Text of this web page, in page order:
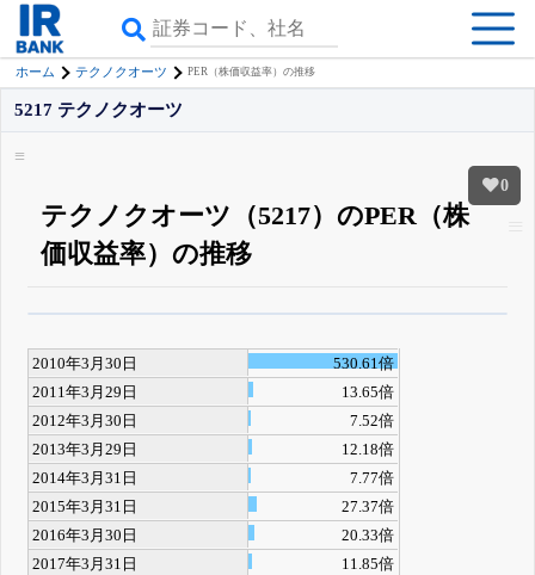
ホーム テクノクオーツ PER（株価収益率）の推移
0
5217 テクノクオーツ
テクノクオーツ（5217）のPER（株
価収益率）の推移
詳しく見られる無料でβ版をはじめる
登録すると永久30%OFFと米株版の先行利用も付きます
2010年3月30日
530.61倍
2011年3月29日
13.65倍
2012年3月30日
7.52倍
2013年3月29日
12.18倍
2014年3月31日
7.77倍
2015年3月31日
27.37倍
2016年3月30日
20.33倍
2017年3月31日
11.85倍